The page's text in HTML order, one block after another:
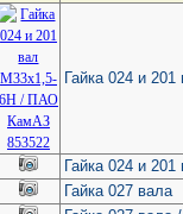
Гайка 024 и
Гайка 024 и
Гайка 027 вала